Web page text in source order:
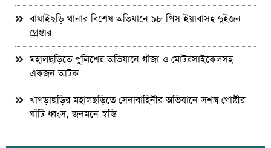
বাঘাইছড়ি থানার বিশেষ অভিযানে ৯৮ পিস ইয়াবাসহ দুইজন
গ্রেপ্তার
মহালছড়িতে পুলিশের অভিযানে গাঁজা ও মোটরসাইকেলসহ
একজন আটক
খাগড়াছড়ির মহালছড়িতে সেনাবাহিনীর অভিযানে সশস্ত্র গোষ্ঠীর
ঘাঁটি ধ্বংস, জনমনে স্বস্তি